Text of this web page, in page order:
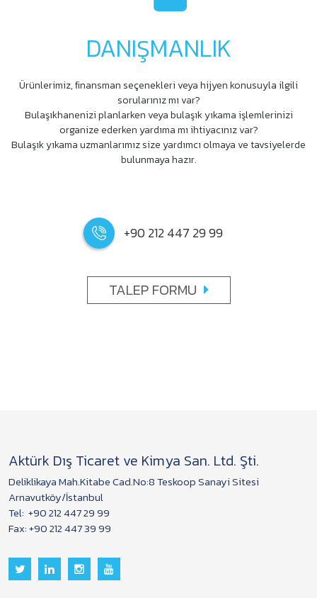
DANIŞMANLIK
Ürünlerimiz, ﬁnansman seçenekleri veya hijyen konusuyla ilgili
sorularınız mı var?
Bulaşıkhanenizi planlarken veya bulaşık yıkama işlemlerinizi
organize ederken yardıma mı ihtiyacınız var?
Bulaşık yıkama uzmanlarımız size yardımcı olmaya ve tavsiyelerde
bulunmaya hazır.
+90 212 447 29 99
TALEP FORMU
Aktürk Dış Ticaret ve Kimya San. Ltd. Şti.
Deliklikaya Mah.Kitabe Cad.No:8 Teskoop Sanayi Sitesi
Arnavutköy/İstanbul
Tel: +90 212 447 29 99
Fax: +90 212 447 39 99